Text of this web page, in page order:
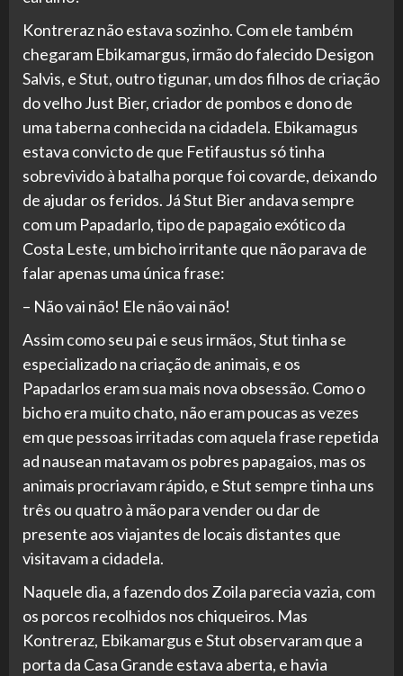
Kontreraz não estava sozinho. Com ele também
chegaram Ebikamargus, irmão do falecido Desigon
Salvis, e Stut, outro tigunar, um dos filhos de criação
do velho Just Bier, criador de pombos e dono de
uma taberna conhecida na cidadela. Ebikamagus
estava convicto de que Fetifaustus só tinha
sobrevivido à batalha porque foi covarde, deixando
de ajudar os feridos. Já Stut Bier andava sempre
com um Papadarlo, tipo de papagaio exótico da
Costa Leste, um bicho irritante que não parava de
falar apenas uma única frase:
– Não vai não! Ele não vai não!
Assim como seu pai e seus irmãos, Stut tinha se
especializado na criação de animais, e os
Papadarlos eram sua mais nova obsessão. Como o
bicho era muito chato, não eram poucas as vezes
em que pessoas irritadas com aquela frase repetida
ad nausean matavam os pobres papagaios, mas os
animais procriavam rápido, e Stut sempre tinha uns
três ou quatro à mão para vender ou dar de
presente aos viajantes de locais distantes que
visitavam a cidadela.
Naquele dia, a fazendo dos Zoila parecia vazia, com
os porcos recolhidos nos chiqueiros. Mas
Kontreraz, Ebikamargus e Stut observaram que a
porta da Casa Grande estava aberta, e havia